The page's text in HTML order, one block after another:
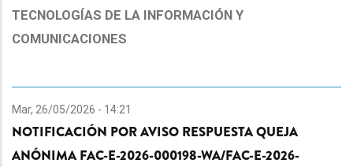
TECNOLOGÍAS DE LA INFORMACIÓN Y
COMUNICACIONES
Mar, 26/05/2026 - 14:21
NOTIFICACIÓN POR AVISO RESPUESTA QUEJA
ANÓNIMA FAC-E-2026-000198-WA/FAC-E-2026-